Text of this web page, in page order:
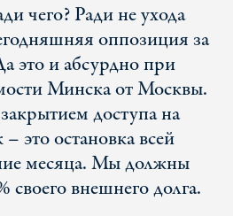
чего? Ради не ухода
оппозиция за
это и абсурдно при
Минска от Москвы.
доступа на
это остановка всей
месяца. Мы должны
своего внешнего долга.